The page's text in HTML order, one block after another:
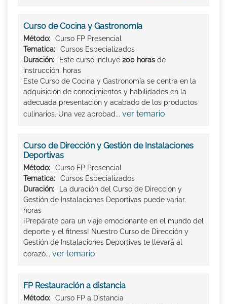
Curso de Cocina y Gastronomía
Método:
Curso FP Presencial
Tematica:
Cursos Especializados
Duración:
Este curso incluye 200 horas de
instrucción. horas
Este Curso de Cocina y Gastronomía se centra en la
adquisición de conocimientos y habilidades en la
adecuada presentación y acabado de los productos
culinarios. Una vez aprobad... ver temario
Curso de Dirección y Gestión de Instalaciones
Deportivas
Método:
Curso FP Presencial
Tematica:
Cursos Especializados
Duración:
La duración del Curso de Dirección y
Gestión de Instalaciones Deportivas puede variar.
horas
¡Prepárate para un viaje emocionante en el mundo del
deporte y el fitness! Nuestro Curso de Dirección y
Gestión de Instalaciones Deportivas te llevará al
corazó... ver temario
FP Restauración a distancia
Método:
Curso FP a Distancia